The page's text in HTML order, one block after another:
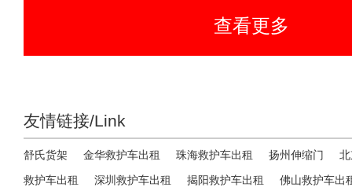
查看更多
友情链接/Link
舒氏货架 金华救护车出租 珠海救护车出租 扬州伸缩门
救护车出租
深圳救护车出租 揭阳救护车出租
佛山救护车出